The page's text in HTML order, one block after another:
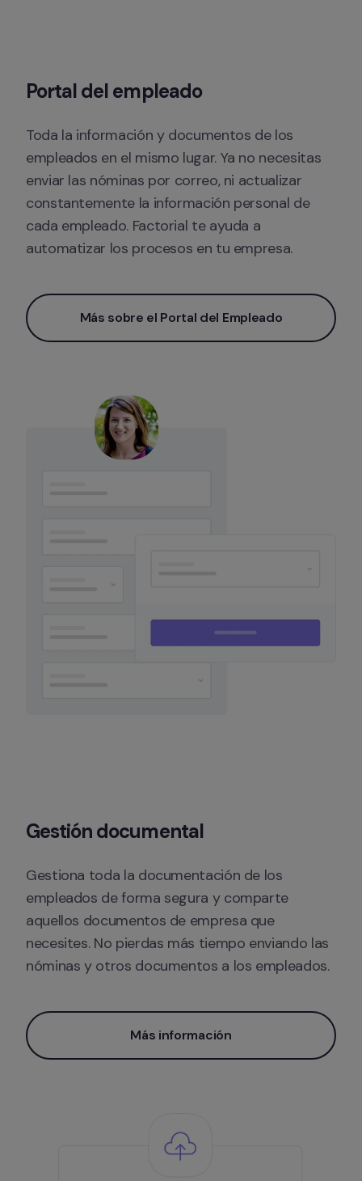
Portal del empleado
Toda la información y documentos de los
empleados en el mismo lugar. Ya no necesitas
enviar las nóminas por correo, ni actualizar
constantemente la información personal de
cada empleado. Factorial te ayuda a
automatizar los procesos en tu empresa.
Más sobre el Portal del Empleado
Gestión documental
Gestiona toda la documentación de los
empleados de forma segura y comparte
aquellos documentos de empresa que
necesites. No pierdas más tiempo enviando las
nóminas y otros documentos a los empleados.
Más información